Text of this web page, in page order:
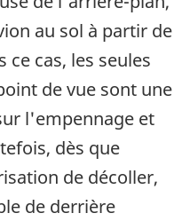
au sol à partir de
cas, les seules
de vue sont une
l'empennage et
dès que
de décoller,
de derrière